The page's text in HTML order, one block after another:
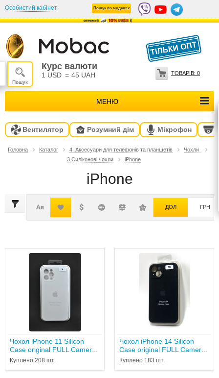
Особистий кабінет Пошук по моделях
Курс валюти
1 USD = 45 UAH
МЕНЮ
ТОВАРІВ: 0
Вентилятор Розумний дім Мікрофон
Головна Каталог 4. Аксесуари для телефонів та планшетів
Чохли
3.Силіконові чохли
iPhone
iPhone
ДОЛ ГРН
Чохол iPhone 11 Silicon
Case original FULL Camera
№9 White...
Куплено 208 шт.
Чохол iPhone 14 Silicon
Case original FULL Camera
№ 18 Black ( 4you...
Куплено 183 шт.